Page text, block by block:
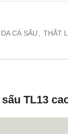
CÁ SẤU THẮT
TL13